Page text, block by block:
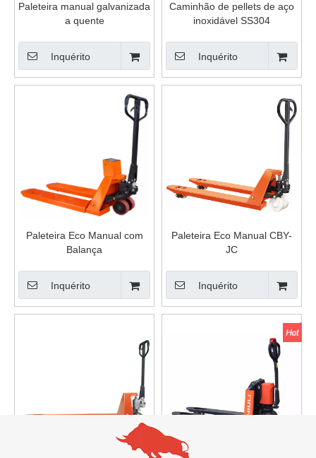
Paleteira manual galvanizada
a quente
Inquérito
Caminhão de pellets de aço
inoxidável SS304
Inquérito
Paleteira Eco Manual com
Balança
Inquérito
Paleteira Eco Manual CBY-
JC
Inquérito